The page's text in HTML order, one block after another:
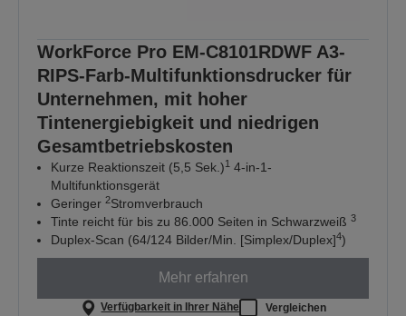
WorkForce Pro EM-C8101RDWF A3-
RIPS-Farb-Multifunktionsdrucker für
Unternehmen, mit hoher
Tintenergiebigkeit und niedrigen
Gesamtbetriebskosten
Kurze Reaktionszeit (5,5 Sek.)1 4-in-1-
Multifunktionsgerät
Geringer 2Stromverbrauch
Tinte reicht für bis zu 86.000 Seiten in Schwarzweiß 3
Duplex-Scan (64/124 Bilder/Min. [Simplex/Duplex]4)
Mehr erfahren
Verfügbarkeit in Ihrer Nähe Vergleichen